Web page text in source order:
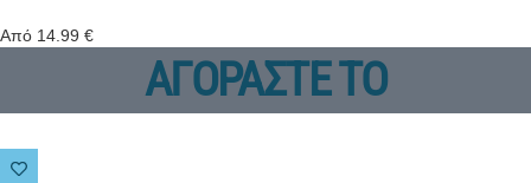
Από 14.99 €
ΑΓΟΡΑΣΤΕ ΤΟ